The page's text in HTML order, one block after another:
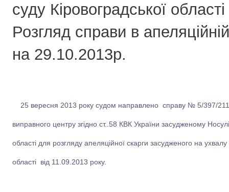
суду Кіровоградської
Розгляд справи в
на 29.10.2013р.
25 вересня 2013 року судом направлено справу № 5/397/
виправного центру згідно ст..58 КВК України засудженому
області для розгляду апеляційної скарги засудженого на
області від 11.09.2013 року.